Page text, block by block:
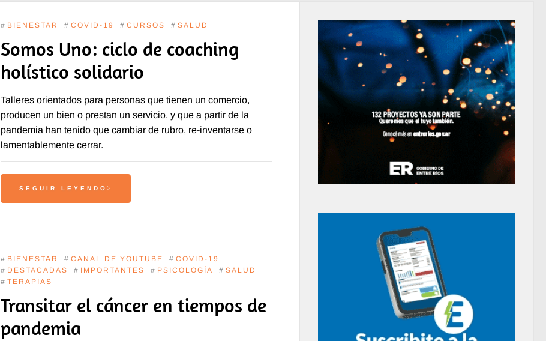
# BIENESTAR # COVID-19 # CURSOS # SALUD
Somos Uno: ciclo de coaching
holístico solidario
Talleres orientados para personas que tienen un comercio,
producen un bien o prestan un servicio, y que a partir de la
pandemia han tenido que cambiar de rubro, re-inventarse o
lamentablemente cerrar.
SEGUIR LEYENDO
# BIENESTAR # CANAL DE YOUTUBE # COVID-19
# DESTACADAS # IMPORTANTES # PSICOLOGÍA # SALUD
# TERAPIAS
Transitar el cáncer en tiempos de
pandemia